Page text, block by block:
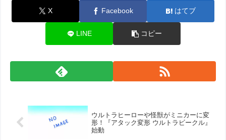
X Facebook はてブ
LINE コピー
ウルトラヒーローや怪獣がミニカーに変
形！『アタック変形 ウルトラビークル』
始動